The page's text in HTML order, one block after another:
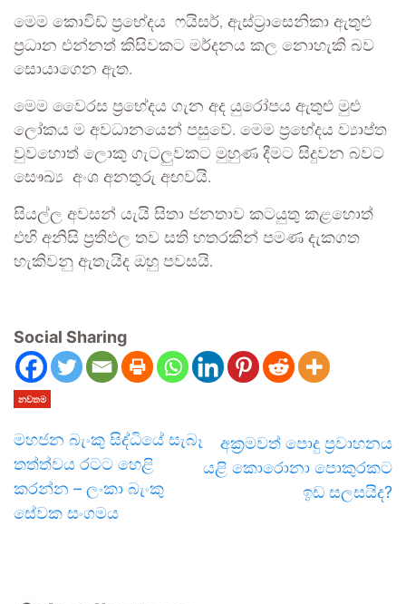
මෙම කොවිඩ් ප්‍රභේදය ෆයිසර්, ඇස්ට්‍රාසෙනිකා ඇතුළු
ප්‍රධාන එන්නත් කිසිවකට මර්දනය කල නොහැකි බව
සොයාගෙන ඇත.
මෙම වෛරස ප්‍රභේදය ගැන අද යුරෝපය ඇතුළු මුළු
ලෝකය ම අවධානයෙන් පසුවේ. මෙම ප්‍රභේදය ව්‍යාප්ත
වුවහොත් ලොකු ගැටලුවකට මුහුණ දීමට සිදුවන බවට
සෞඛ්‍ය අංශ අනතුරු අඟවයි.
සියල්ල අවසන් යැයි සිතා ජනතාව කටයුතු කළහොත්
එහි අනිසි ප්‍රතිඵල තව සති හතරකින් පමණ දැකගත
හැකිවනු ඇතැයිද ඔහු පවසයි.
Social Sharing
නවතම
මහජන බැංකු සිද්ධියේ සැබෑ
තත්ත්වය රටට හෙළි
කරන්න – ලංකා බැංකු
සේවක සංගමය
අක්‍රමවත් පොදු ප්‍රවාහනය
යළි කොරොනා පොකුරකට
ඉඩ සලසයිද?